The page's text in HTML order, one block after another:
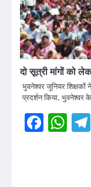
दो सूत्री मांगों को
भुवनेश्वर जूनियर
प्रदर्शन किया. भुवनेश्वर